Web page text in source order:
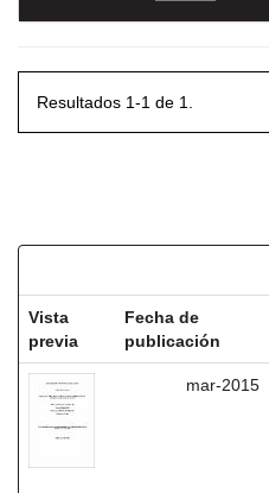
Resultados 1-1 de 1.
Vista
previa
Fecha de
publicación
mar-2015